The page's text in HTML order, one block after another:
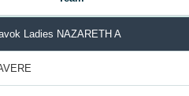
Ladies NAZARETH A